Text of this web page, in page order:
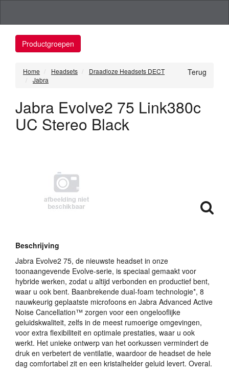
Productgroepen
Terug
Home Headsets
Draadloze Headsets DECT
Jabra
Jabra Evolve2 75 Link380c
UC Stereo Black
Beschrijving
Jabra Evolve2 75, de nieuwste headset in onze
toonaangevende Evolve-serie, is speciaal gemaakt voor
hybride werken, zodat u altijd verbonden en productief bent,
waar u ook bent. Baanbrekende dual-foam technologie*, 8
nauwkeurig geplaatste microfoons en Jabra Advanced Active
Noise Cancellation™ zorgen voor een ongelooflijke
geluidskwaliteit, zelfs in de meest rumoerige omgevingen,
voor extra flexibiliteit en optimale prestaties, waar u ook
werkt. Het unieke ontwerp van het oorkussen vermindert de
druk en verbetert de ventilatie, waardoor de headset de hele
dag comfortabel zit en een kristalhelder geluid levert. Overal.